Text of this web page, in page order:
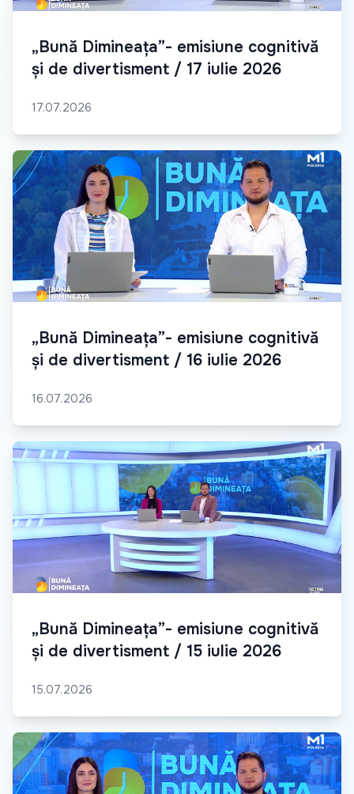
„Bună Dimineața”- emisiune cognitivă
și de divertisment / 17 iulie 2026
17.07.2026
„Bună Dimineața”- emisiune cognitivă
și de divertisment / 16 iulie 2026
16.07.2026
„Bună Dimineața”- emisiune cognitivă
și de divertisment / 15 iulie 2026
15.07.2026